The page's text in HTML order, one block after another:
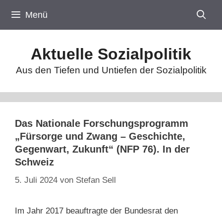
Inhalt
springen
Menü
Aktuelle Sozialpolitik
Aus den Tiefen und Untiefen der Sozialpolitik
Das Nationale Forschungsprogramm
„Fürsorge und Zwang – Geschichte,
Gegenwart, Zukunft“ (NFP 76). In der
Schweiz
5. Juli 2024 von Stefan Sell
Im Jahr 2017 beauftragte der Bundesrat den